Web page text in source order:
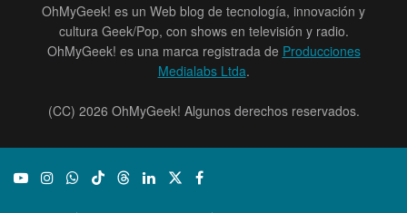
OhMyGeek! es un Web blog de tecnología, innovación y
cultura Geek/Pop, con shows en televisión y radio.
OhMyGeek! es una marca registrada de Producciones
Medialabs Ltda.
(CC) 2026 OhMyGeek! Algunos derechos reservados.